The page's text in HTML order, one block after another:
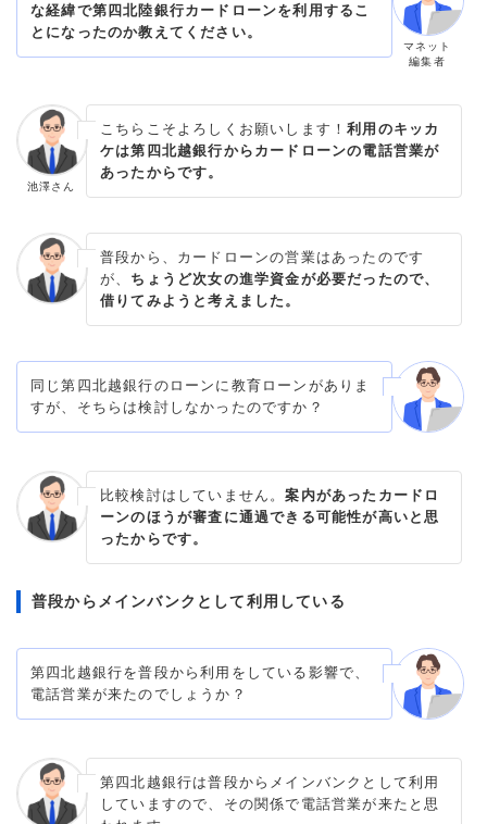
な経緯で第四北陸銀行カードローンを利用するこ
とになったのか教えてください。
マネット
編集者
池澤さん
こちらこそよろしくお願いします！利用のキッカ
ケは第四北越銀行からカードローンの電話営業が
あったからです。
普段から、カードローンの営業はあったのです
が、 ちょうど次女の進学資金が必要だったので、
借りてみようと考えました。
同じ第四北越銀行のローンに教育ローンがありま
すが、そちらは検討しなかったのですか？
比較検討はしていません。案内があったカードロ
ーンのほうが審査に通過できる可能性が高いと思
ったからです。
普段からメインバンクとして利用している
第四北越銀行を普段から利用をしている影響で、
電話営業が来たのでしょうか？
第四北越銀行は普段からメインバンクとして利用
していますので、その関係で電話営業が来たと思